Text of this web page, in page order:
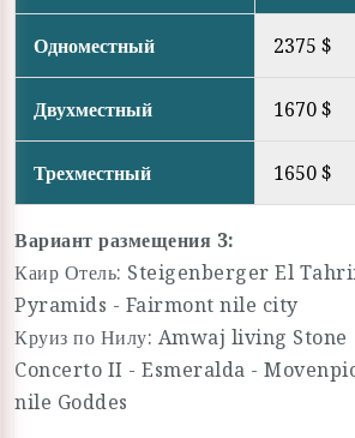
Одноместный 2375 $
Двухместный 1670 $
Трехместный 1650 $
Вариант размещения 3:
Каир Отель: Steigenberger El
Pyramids - Fairmont nile city
Круиз по Нилу: Amwaj living
Concerto II - Esmeralda -
nile Goddes